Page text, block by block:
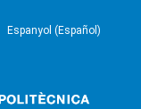
Espanyol (Español)